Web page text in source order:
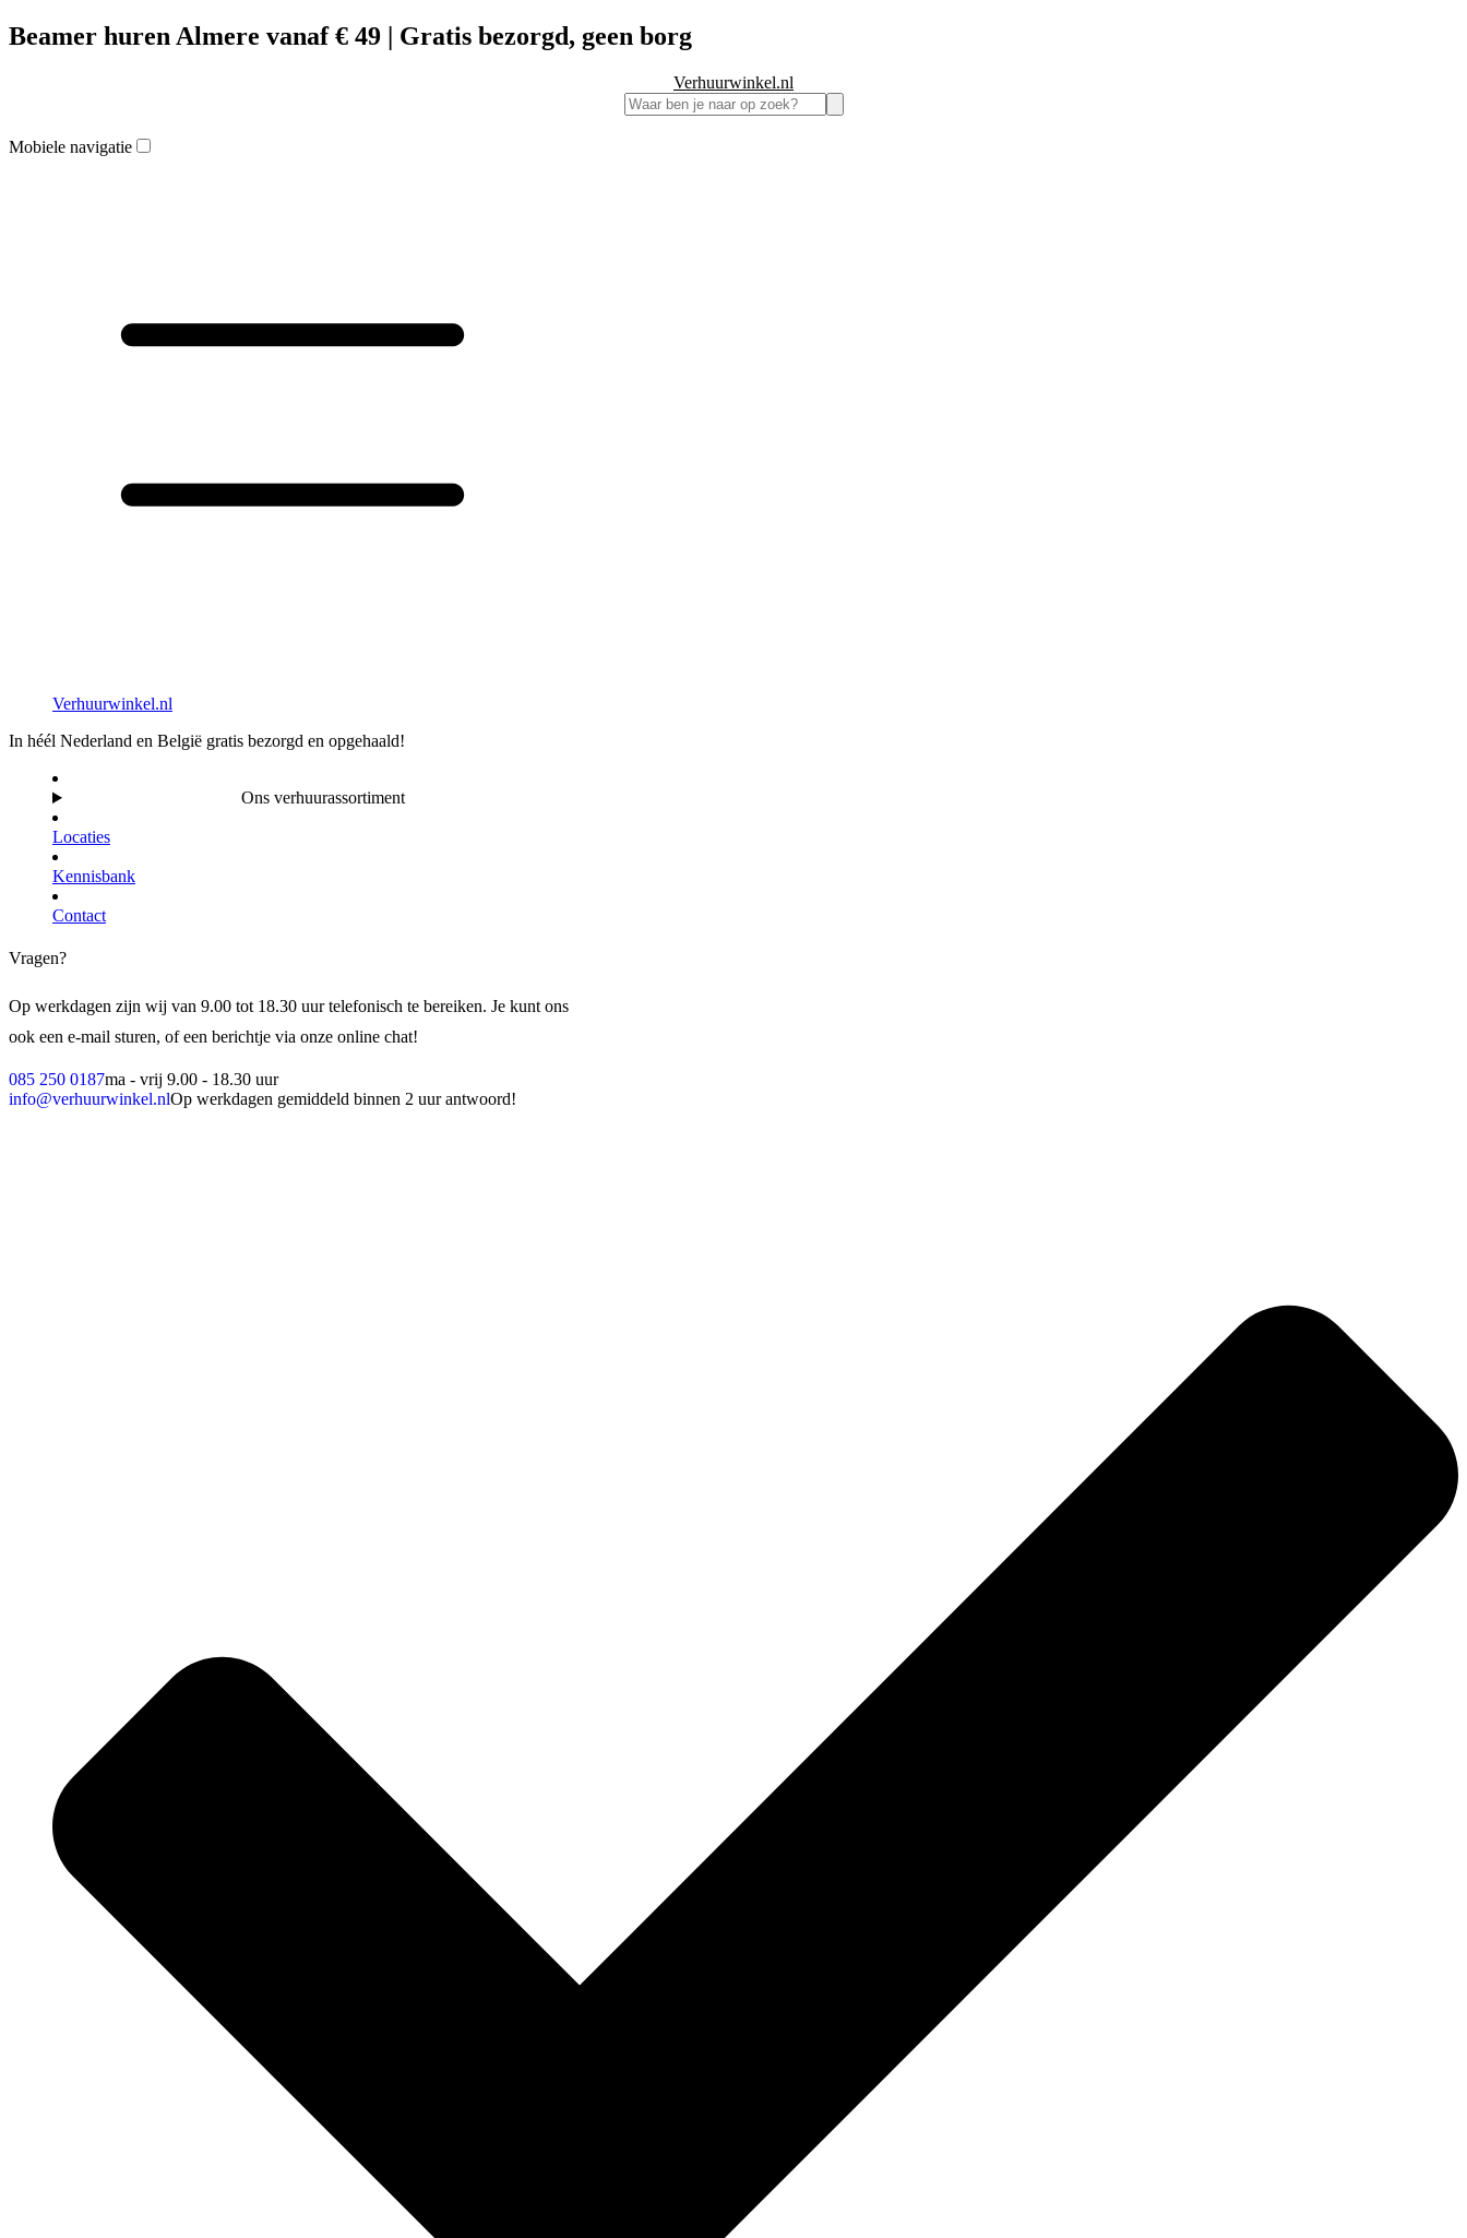
Beamer huren Almere vanaf € 49 | Gratis bezorgd, geen borg
Verhuurwinkel.nl
Mobiele navigatie
Verhuurwinkel.nl
In héél Nederland en België gratis bezorgd en opgehaald!
Ons verhuurassortiment
Locaties
Kennisbank
Contact
Vragen?
Op werkdagen zijn wij van 9.00 tot 18.30 uur telefonisch te bereiken. Je kunt ons
ook een e-mail sturen, of een berichtje via onze online chat!
085 250 0187ma - vrij 9.00 - 18.30 uur
info@verhuurwinkel.nlOp werkdagen gemiddeld binnen 2 uur antwoord!